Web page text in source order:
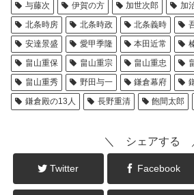
与藤次 伊賀の方 加世次郎 加
北条時房
北条時政 北条義時
安達景盛
愛甲季隆 本田近常
畠山重保
畠山重宗 畠山重忠
畠山重秀
野田与一 鎌倉幕府
鎌倉殿の13人
長野重清 飽間太郎
＼ シェアする
Twitter Facebook